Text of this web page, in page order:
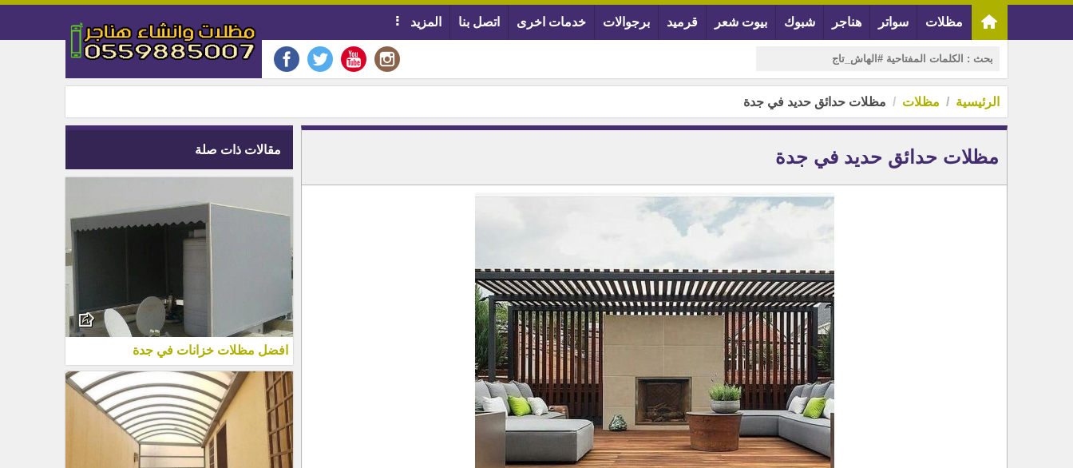
مظلات سواتر هناجر شبوك بيوت شعر قرميد برجوالات خدمات اخرى اتصل بنا المزيد
الرئيسية مظلات مظلات حدائق حديد في جدة
مظلات حدائق حديد في جدة مقالات ذات صلة
افضل مظلات خزانات في جدة